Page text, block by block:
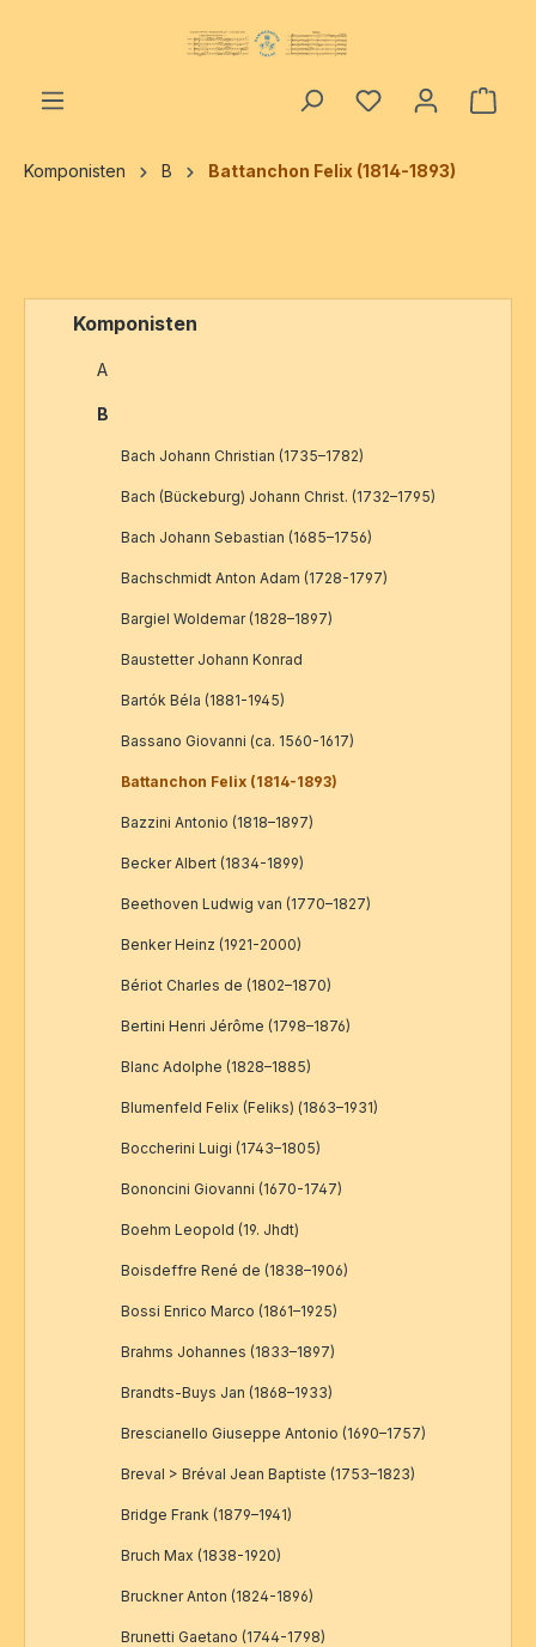
Komponisten B Battanchon Felix (1814-1893)
Komponisten
A
B
Bach Johann Christian (1735–1782)
Bach (Bückeburg) Johann Christ. (1732–1795)
Bach Johann Sebastian (1685–1756)
Bachschmidt Anton Adam (1728-1797)
Bargiel Woldemar (1828–1897)
Baustetter Johann Konrad
Bartók Béla (1881-1945)
Bassano Giovanni (ca. 1560-1617)
Battanchon Felix (1814-1893)
Bazzini Antonio (1818–1897)
Becker Albert (1834-1899)
Beethoven Ludwig van (1770–1827)
Benker Heinz (1921-2000)
Bériot Charles de (1802–1870)
Bertini Henri Jérôme (1798–1876)
Blanc Adolphe (1828–1885)
Blumenfeld Felix (Feliks) (1863–1931)
Boccherini Luigi (1743–1805)
Bononcini Giovanni (1670-1747)
Boehm Leopold (19. Jhdt)
Boisdeffre René de (1838–1906)
Bossi Enrico Marco (1861–1925)
Brahms Johannes (1833–1897)
Brandts-Buys Jan (1868–1933)
Brescianello Giuseppe Antonio (1690–1757)
Breval > Bréval Jean Baptiste (1753–1823)
Bridge Frank (1879–1941)
Bruch Max (1838-1920)
Bruckner Anton (1824-1896)
Brunetti Gaetano (1744-1798)